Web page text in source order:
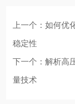
上一个： 如何优
稳定性
下一个： 解析高
量技术